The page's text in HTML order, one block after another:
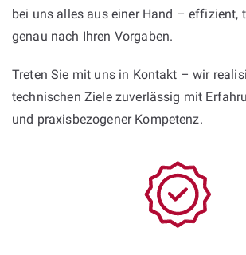
bei uns alles aus einer Hand – effizient,
genau nach Ihren Vorgaben.
Treten Sie mit uns in Kontakt – wir
technischen Ziele zuverlässig mit
und praxisbezogener Kompetenz.